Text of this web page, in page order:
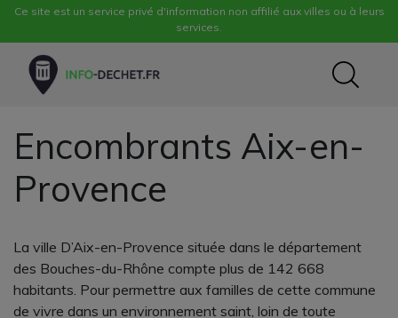
Ce site est un service privé d'information non affilié aux villes ou à leurs
services.
Encombrants Aix-en-
Provence
La ville D’Aix-en-Provence située dans le département
des Bouches-du-Rhône compte plus de 142 668
habitants. Pour permettre aux familles de cette commune
de vivre dans un environnement saint, loin de toute